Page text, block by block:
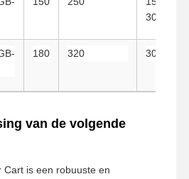
30
180 320 30
van de volgende
Cart is een robuuste en